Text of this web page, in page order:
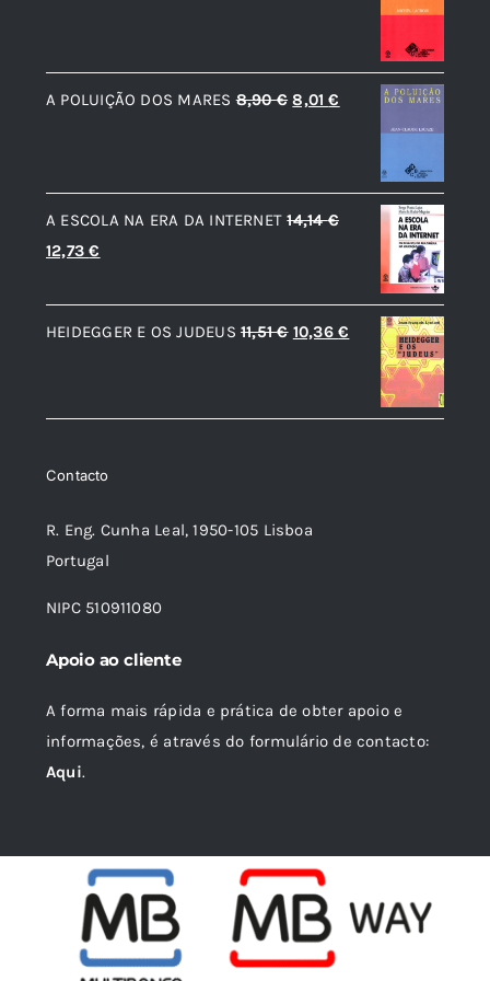
era:
8,90 €.
preço
é:
8,01 €.
A POLUIÇÃO DOS MARES 8,90€ O
era:
8,90 €.
8,01€
preço
é:
8,01 €.
A ESCOLA NA ERA DA INTERNET 14,14€
O
original
era:
12,73€
atual
é:
HEIDEGGER E OS JUDEUS 11,51€ O
era:
10,36€
preço
atual
é:
Contacto
R. Eng. Cunha Leal, 1950-105 Lisboa
Portugal
NIPC 510911080
Apoio ao cliente
A forma mais rápida e prática de obter apoio e
informações, é através do formulário de contacto:
Aqui.